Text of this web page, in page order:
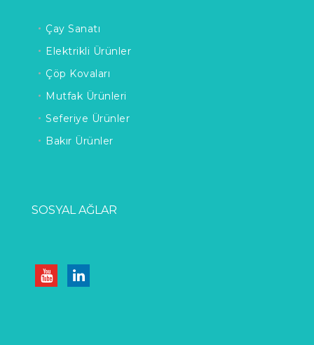
Çay Sanatı
Elektrikli Ürünler
Çöp Kovaları
Mutfak Ürünleri
Seferiye Ürünler
Bakır Ürünler
SOSYAL AĞLAR